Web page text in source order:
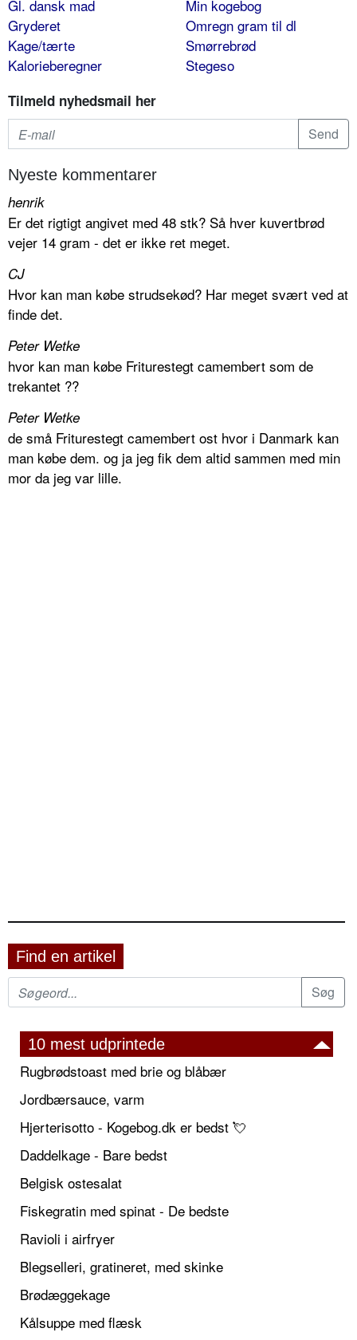
Gl. dansk mad
Gryderet
Kage/tærte
Kalorieberegner
Min kogebog
Omregn gram til dl
Smørrebrød
Stegeso
Tilmeld nyhedsmail her
Nyeste kommentarer
henrik
Er det rigtigt angivet med 48 stk? Så hver kuvertbrød
vejer 14 gram - det er ikke ret meget.
CJ
Hvor kan man købe strudsekød? Har meget svært ved at
finde det.
Peter Wetke
hvor kan man købe Friturestegt camembert som de
trekantet ??
Peter Wetke
de små Friturestegt camembert ost hvor i Danmark kan
man købe dem. og ja jeg fik dem altid sammen med min
mor da jeg var lille.
Find en artikel
10 mest udprintede
Rugbrødstoast med brie og blåbær
Jordbærsauce, varm
Hjerterisotto - Kogebog.dk er bedst 💘
Daddelkage - Bare bedst
Belgisk ostesalat
Fiskegratin med spinat - De bedste
Ravioli i airfryer
Blegselleri, gratineret, med skinke
Brødæggekage
Kålsuppe med flæsk